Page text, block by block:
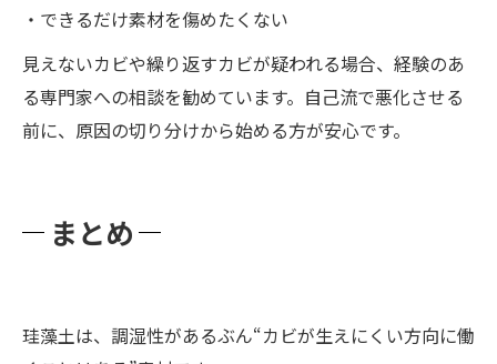
・できるだけ素材を傷めたくない
見えないカビや繰り返すカビが疑われる場合、経験のあ
る専門家への相談を勧めています。自己流で悪化させる
前に、原因の切り分けから始める方が安心です。
まとめ
珪藻土は、調湿性があるぶん“カビが生えにくい方向に働